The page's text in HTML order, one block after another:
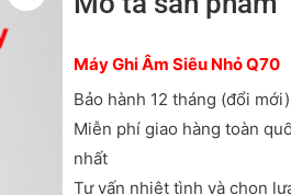
Máy Ghi Âm Siêu Nhỏ Q70
Bảo hành 12 tháng (đổi mới)
Miễn phí giao hàng toàn
nhất
Tư vấn nhiệt tình và chọn